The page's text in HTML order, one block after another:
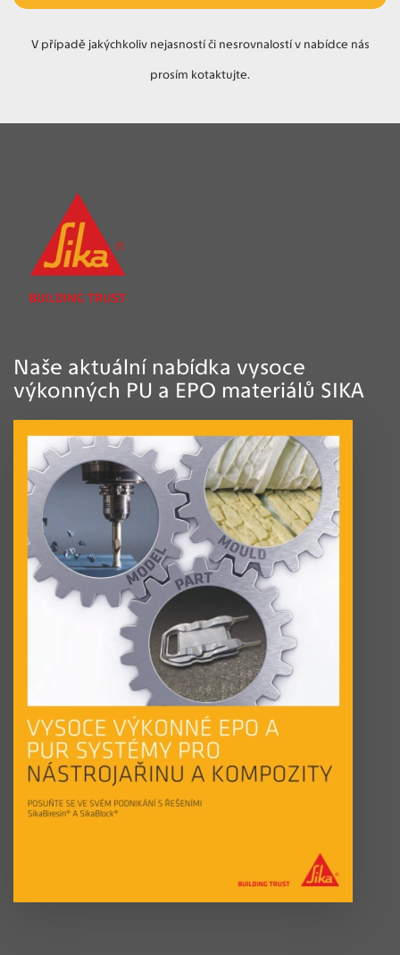
V případě jakýchkoliv nejasností či nesrovnalostí v nabídce nás
prosím kotaktujte.
Naše aktuální nabídka vysoce
výkonných PU a EPO materiálů SIKA